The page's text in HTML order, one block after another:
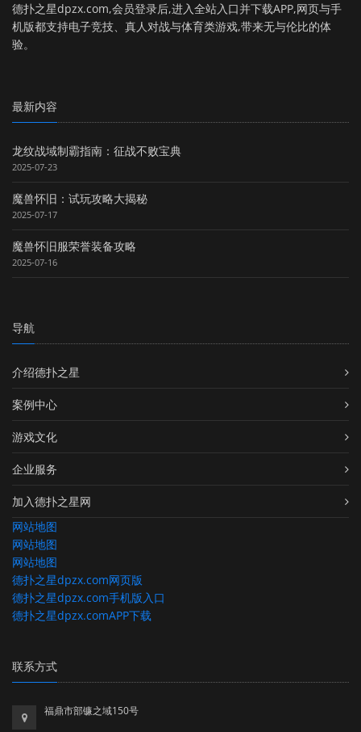
德扑之星dpzx.com,会员登录后,进入全站入口并下载APP,网页与手
机版都支持电子竞技、真人对战与体育类游戏,带来无与伦比的体
验。
最新内容
龙纹战域制霸指南：征战不败宝典
2025-07-23
魔兽怀旧：试玩攻略大揭秘
2025-07-17
魔兽怀旧服荣誉装备攻略
2025-07-16
导航
介绍德扑之星
案例中心
游戏文化
企业服务
加入德扑之星网
网站地图
网站地图
网站地图
德扑之星dpzx.com网页版
德扑之星dpzx.com手机版入口
德扑之星dpzx.comAPP下载
联系方式
福鼎市部镰之域150号